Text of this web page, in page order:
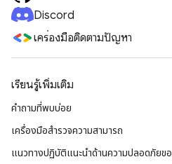
Discord
เครื่องมือติดตามปัญหา
เรียนรู้เพิ่มเติม
คำถามที่พบบ่อย
เครื่องมือสำรวจความสามารถ
แนวทางปฏิบัติแนะนําด้านความปลอดภัยขอ